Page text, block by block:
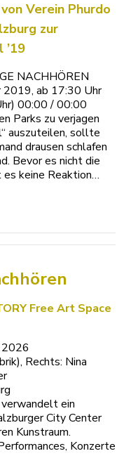
Verein Phurdo
zur
NACHHÖREN
2019, ab 17:30 Uhr
00:00 / 00:00
Parks zu verjagen
auszuteilen, sollte
drausen schlafen
Bevor es nicht die
keine Reaktion…
Free Art Space
2026
Rechts: Nina
ein
City Center
Kunstraum.
Konzerte